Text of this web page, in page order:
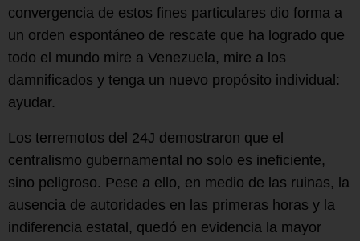
convergencia de estos fines particulares dio forma a
un orden espontáneo de rescate que ha logrado que
todo el mundo mire a Venezuela, mire a los
damnificados y tenga un nuevo propósito individual:
ayudar.
Los terremotos del 24J demostraron que el
centralismo gubernamental no solo es ineficiente,
sino peligroso. Pese a ello, en medio de las ruinas, la
ausencia de autoridades en las primeras horas y la
indiferencia estatal, quedó en evidencia la mayor